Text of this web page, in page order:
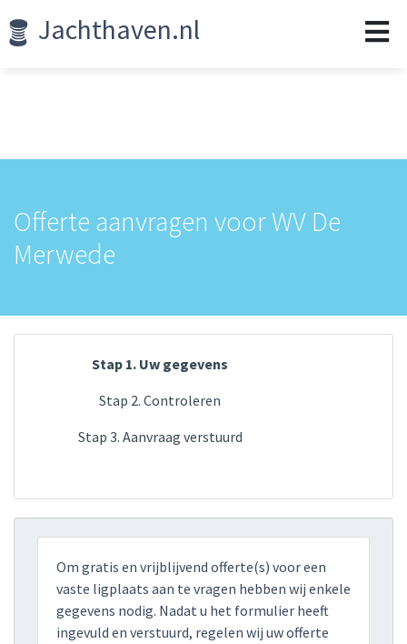
Jachthaven.nl
Offerte aanvragen voor WV De
Merwede
Stap 1. Uw gegevens
Stap 2. Controleren
Stap 3. Aanvraag verstuurd
Om gratis en vrijblijvend offerte(s) voor een
vaste ligplaats aan te vragen hebben wij enkele
gegevens nodig. Nadat u het formulier heeft
ingevuld en verstuurd, regelen wij uw offerte